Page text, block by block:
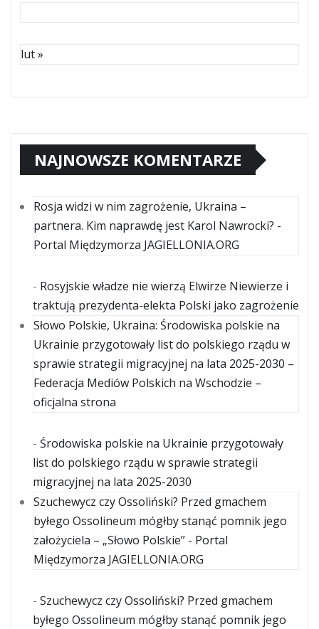
lut »
NAJNOWSZE KOMENTARZE
Rosja widzi w nim zagrożenie, Ukraina –
partnera. Kim naprawdę jest Karol Nawrocki? -
Portal Międzymorza JAGIELLONIA.ORG
- Rosyjskie władze nie wierzą Elwirze Niewierze i
traktują prezydenta-elekta Polski jako zagrożenie
Słowo Polskie, Ukraina: Środowiska polskie na
Ukrainie przygotowały list do polskiego rządu w
sprawie strategii migracyjnej na lata 2025-2030 –
Federacja Mediów Polskich na Wschodzie –
oficjalna strona
- Środowiska polskie na Ukrainie przygotowały
list do polskiego rządu w sprawie strategii
migracyjnej na lata 2025-2030
Szuchewycz czy Ossoliński? Przed gmachem
byłego Ossolineum mógłby stanąć pomnik jego
założyciela – „Słowo Polskie” - Portal
Międzymorza JAGIELLONIA.ORG
- Szuchewycz czy Ossoliński? Przed gmachem
byłego Ossolineum mógłby stanąć pomnik jego